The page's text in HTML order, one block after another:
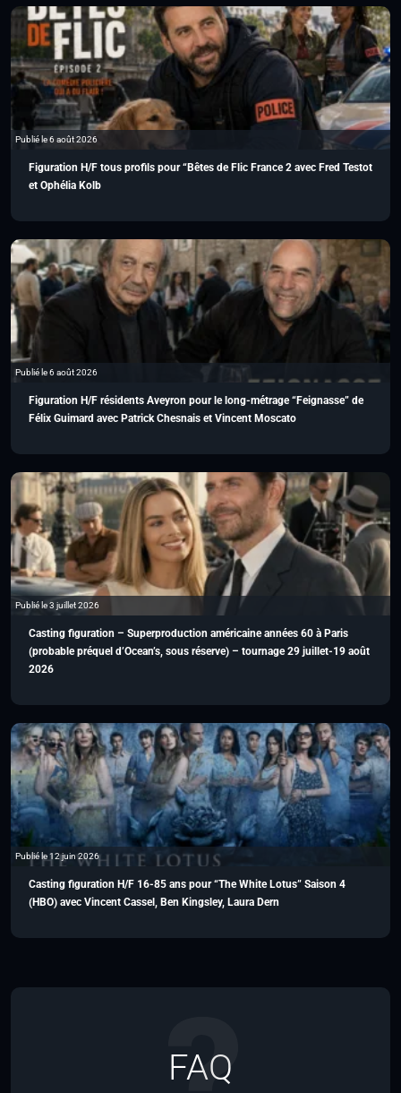
Publié le 6 août 2026
Figuration H/F tous profils pour “Bêtes de Flic France 2 avec Fred Testot
et Ophélia Kolb
Publié le 6 août 2026
Figuration H/F résidents Aveyron pour le long-métrage “Feignasse” de
Félix Guimard avec Patrick Chesnais et Vincent Moscato
Publié le 3 juillet 2026
Casting figuration – Superproduction américaine années 60 à Paris
(probable préquel d’Ocean’s, sous réserve) – tournage 29 juillet-19 août
2026
Publié le 12 juin 2026
Casting figuration H/F 16-85 ans pour “The White Lotus” Saison 4
(HBO) avec Vincent Cassel, Ben Kingsley, Laura Dern
FAQ